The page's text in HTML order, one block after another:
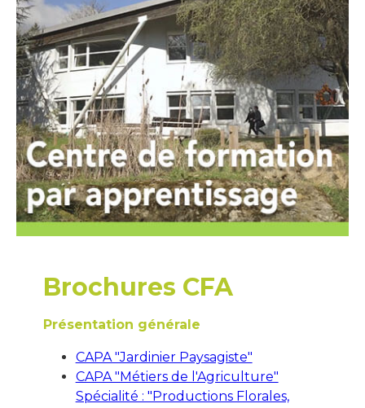
Brochures CFA
Présentation générale
CAPA "Jardinier Paysagiste"
CAPA "Métiers de l'Agriculture"
Spécialité : "Productions Florales,